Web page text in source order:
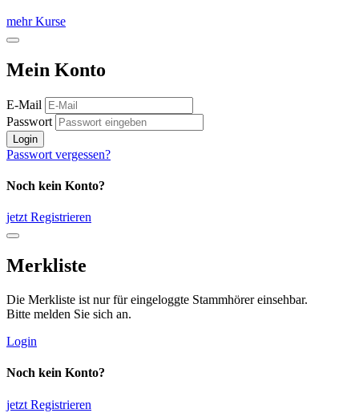
mehr Kurse
Mein Konto
E-Mail
Passwort
Login
Passwort vergessen?
Noch kein Konto?
jetzt Registrieren
Merkliste
Die Merkliste ist nur für eingeloggte Stammhörer einsehbar.
Bitte melden Sie sich an.
Login
Noch kein Konto?
jetzt Registrieren